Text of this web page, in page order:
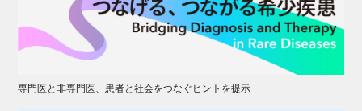
専門医と非専門医、患者と社会をつなぐヒントを提示